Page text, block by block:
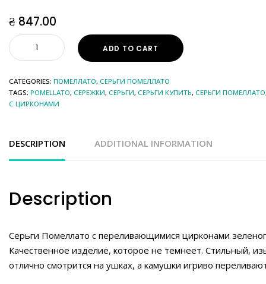
₴ 847.00
ADD TO CART
CATEGORIES: ПОМЕЛЛАТО, СЕРЬГИ ПОМЕЛЛАТО
TAGS: POMELLATO, СЕРЕЖКИ, СЕРЬГИ, СЕРЬГИ КУПИТЬ, СЕРЬГИ ПОМЕЛЛАТО
С ЦИРКОНАМИ
DESCRIPTION ADDITIONAL INFORMATION
Description
Серьги Помеллато с переливающимися цирконами
Качественное изделие, которое не темнеет. Стильный,
отлично смотрится на ушках, а камушки игриво